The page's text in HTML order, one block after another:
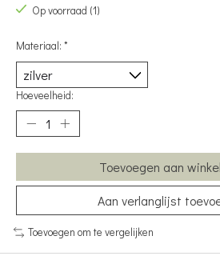
Op voorraad (1)
Materiaal: *
Hoeveelheid:
Toevoegen aan
Aan verlanglijst
Toevoegen om te vergelijken